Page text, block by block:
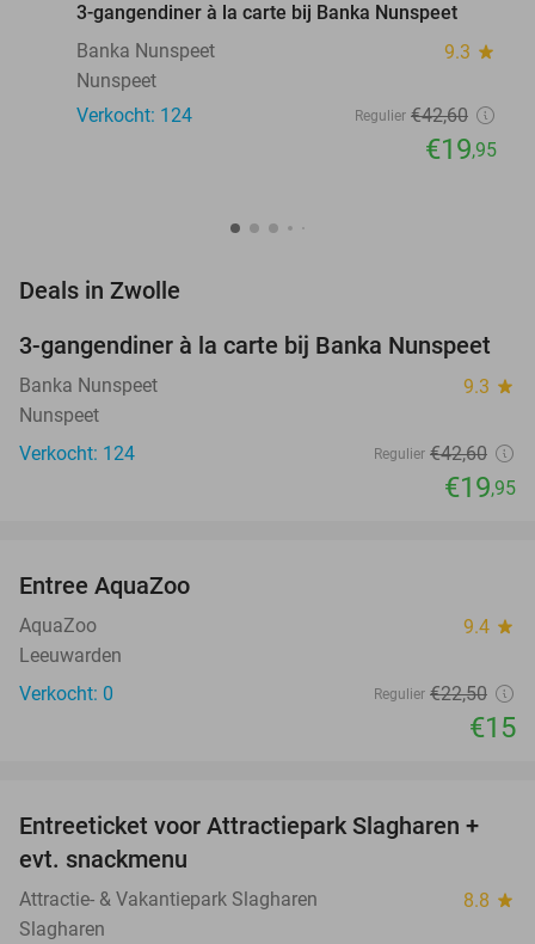
3-gangendiner à la carte bij Banka Nunspeet
Banka Nunspeet
9.3 star
Nunspeet
Verkocht: 124
Regulier €42,60
€19,95
Deals in Zwolle
53%
3-gangendiner à la carte bij Banka Nunspeet
Banka Nunspeet 9.3 star
Nunspeet
Verkocht: 124
Regulier €42,60
€19,95
TODAY
Entree AquaZoo
AquaZoo 9.4 star
Leeuwarden
Verkocht: 0
Regulier €22,50
€15
41%
Entreeticket voor Attractiepark Slagharen +
evt. snackmenu
Attractie- & Vakantiepark Slagharen 8.8 star
Slagharen